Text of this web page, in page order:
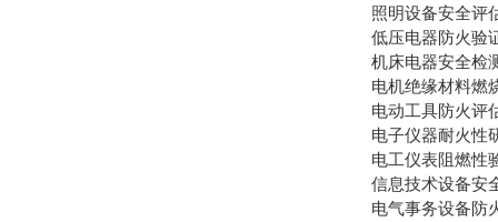
照明设备安全评
低压电器防火验
机床电器安全检
电机绝缘材料燃
电动工具防火评
电子仪器耐火性
电工仪表阻燃性
信息技术设备安
电气事务设备防